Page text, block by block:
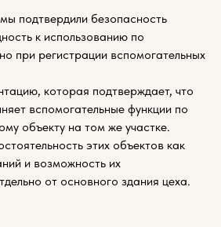
подтвердили безопасность
к использованию по
при регистрации вспомогательных
которая подтверждает, что
вспомогательные функции по
объекту на том же участке.
этих объектов как
и возможность их
от основного здания цеха.